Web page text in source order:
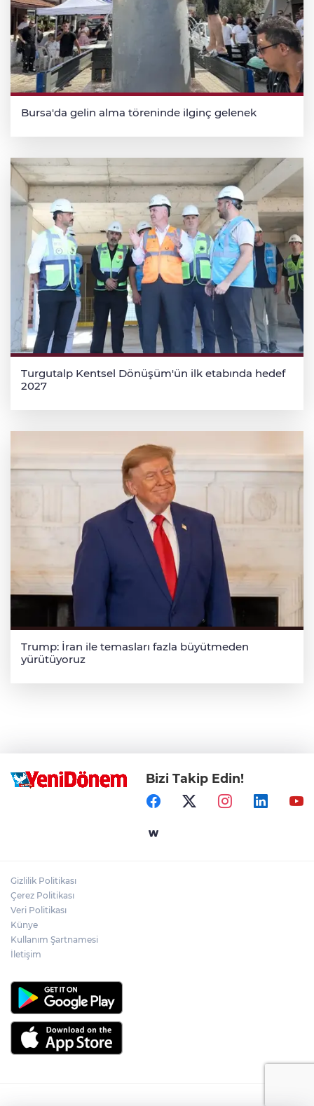
Bursa'da gelin alma töreninde ilginç gelenek
Turgutalp Kentsel Dönüşüm'ün ilk etabında hedef
2027
Trump: İran ile temasları fazla büyütmeden
yürütüyoruz
Bizi Takip Edin!
Gizlilik Politikası
Çerez Politikası
Veri Politikası
Künye
Kullanım Şartnamesi
İletişim